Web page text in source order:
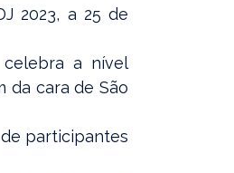
2023, a 25 de
celebra a nível
da cara de São
participantes